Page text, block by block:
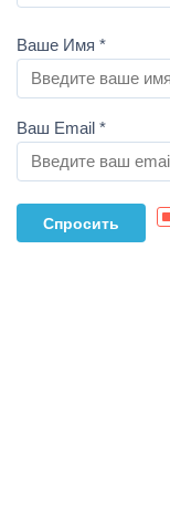
Ваше Имя *
Ваш Email *